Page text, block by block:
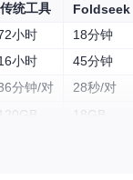
传统工具 Foldseek
小时 18分钟
小时 45分钟
分钟/对 28秒/对
120GB 18GB
分析场景下的明显